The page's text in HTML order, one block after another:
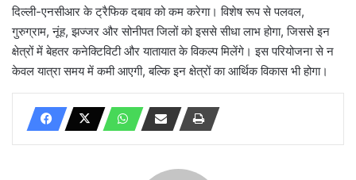
दिल्ली-एनसीआर के ट्रैफिक दबाव को कम करेगा। विशेष रूप से पलवल,
गुरुग्राम, नूंह, झज्जर और सोनीपत जिलों को इससे सीधा लाभ होगा, जिससे इन
क्षेत्रों में बेहतर कनेक्टिविटी और यातायात के विकल्प मिलेंगे। इस परियोजना से न
केवल यात्रा समय में कमी आएगी, बल्कि इन क्षेत्रों का आर्थिक विकास भी होगा।